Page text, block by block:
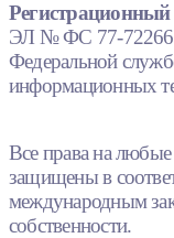
Регистрационный
ЭЛ № ФС 77-72266
Федеральной
информационных
Все права на
защищены в
международным
собственности.